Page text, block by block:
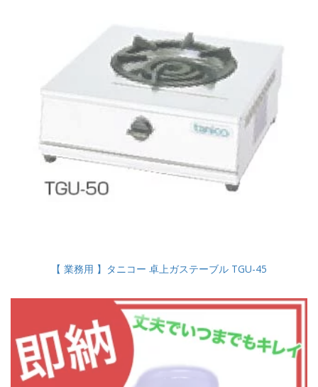
【 業務用 】タニコー 卓上ガステーブル TGU-45